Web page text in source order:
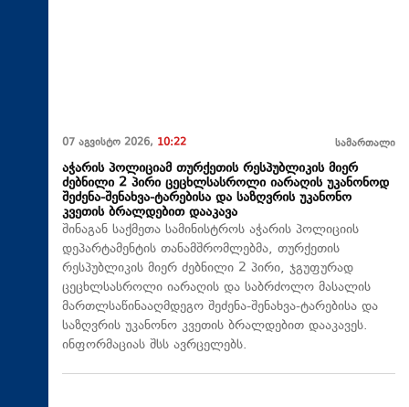
07 აგვისტო 2026, 10:22 სამართალი
აჭარის პოლიციამ თურქეთის რესპუბლიკის მიერ
ძებნილი 2 პირი ცეცხლსასროლი იარაღის უკანონოდ
შეძენა-შენახვა-ტარებისა და საზღვრის უკანონო
კვეთის ბრალდებით დააკავა
შინაგან საქმეთა სამინისტროს აჭარის პოლიციის
დეპარტამენტის თანამშრომლებმა, თურქეთის
რესპუბლიკის მიერ ძებნილი 2 პირი, ჯგუფურად
ცეცხლსასროლი იარაღის და საბრძოლო მასალის
მართლსაწინააღმდეგო შეძენა-შენახვა-ტარებისა და
საზღვრის უკანონო კვეთის ბრალდებით დააკავეს.
ინფორმაციას შსს ავრცელებს.